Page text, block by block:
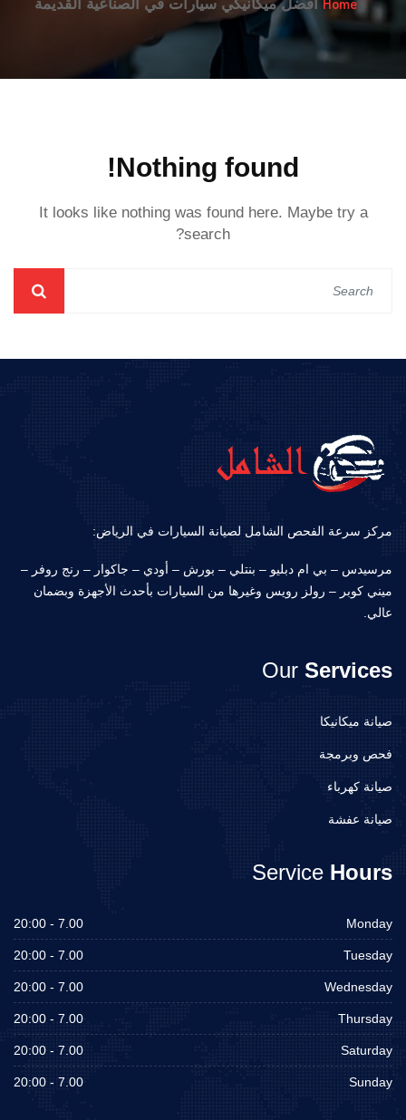
Home أفضل ميكانيكي سيارات في الصناعية القديمة
Nothing found!
It looks like nothing was found here. Maybe try a
search?
مركز سرعة الفحص الشامل لصيانة السيارات في الرياض:
مرسيدس – بي ام دبليو – بنتلي – بورش – أودي – جاكوار – رنج روفر –
ميني كوبر – رولز رويس وغيرها من السيارات بأحدث الأجهزة وبضمان
عالي.
Our Services
صيانة ميكانيكا
فحص وبرمجة
صيانة كهرباء
صيانة عفشة
Service Hours
Monday
7.00 - 20:00
Tuesday
7.00 - 20:00
Wednesday
7.00 - 20:00
Thursday
7.00 - 20:00
Saturday
7.00 - 20:00
Sunday
7.00 - 20:00